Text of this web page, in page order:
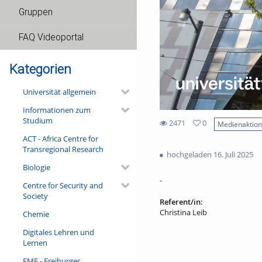
Gruppen
FAQ Videoportal
Kategorien
Universität allgemein
Informationen zum
Studium
ACT - Africa Centre for
Transregional Research
Biologie
Centre for Security and
Society
Chemie
Digitales Lehren und
Lernen
2471
views
0
hochgeladen 16. Juli 2025
-
Referent/in:
Christina Leib